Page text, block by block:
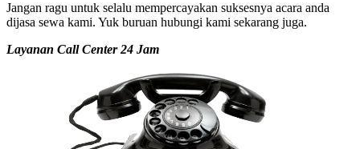
Jangan ragu untuk selalu mempercayakan suksesnya acara anda
dijasa sewa kami. Yuk buruan hubungi kami sekarang juga.
Layanan Call Center 24 Jam